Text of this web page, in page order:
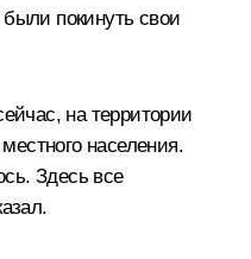
покинуть свои
на территории
населения.
Здесь все